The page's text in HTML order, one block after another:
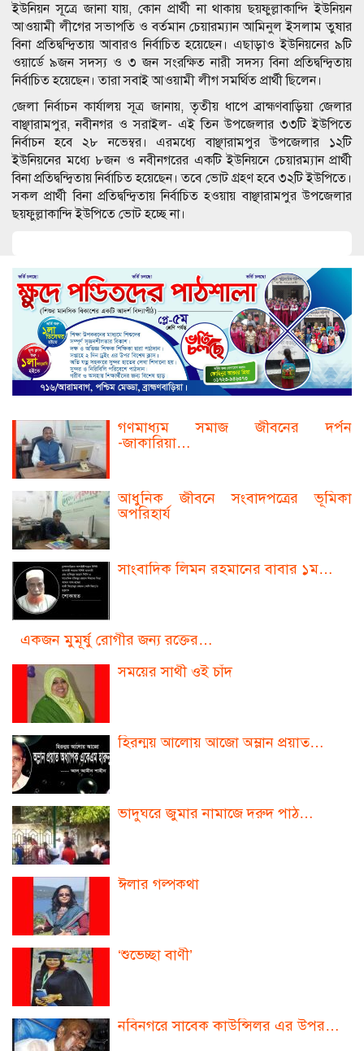
ইউনিয়ন সূত্রে জানা যায়, কোন প্রার্থী না থাকায় ছয়ফুল্লাকান্দি ইউনিয়ন
আওয়ামী লীগের সভাপতি ও বর্তমান চেয়ারম্যান আমিনুল ইসলাম তুষার
বিনা প্রতিদ্বন্দ্বিতায় আবারও নির্বাচিত হয়েছেন। এছাড়াও ইউনিয়নের ৯টি
ওয়ার্ডে ৯জন সদস্য ও ৩ জন সংরক্ষিত নারী সদস্য বিনা প্রতিদ্বন্দ্বিতায়
নির্বাচিত হয়েছেন। তারা সবাই আওয়ামী লীগ সমর্থিত প্রার্থী ছিলেন।
জেলা নির্বাচন কার্যালয় সূত্র জানায়, তৃতীয় ধাপে ব্রাহ্মণবাড়িয়া জেলার
বাঞ্ছারামপুর, নবীনগর ও সরাইল- এই তিন উপজেলার ৩৩টি ইউপিতে
নির্বাচন হবে ২৮ নভেম্বর। এরমধ্যে বাঞ্ছারামপুর উপজেলার ১২টি
ইউনিয়নের মধ্যে ৮জন ও নবীনগরের একটি ইউনিয়নে চেয়ারম্যান প্রার্থী
বিনা প্রতিদ্বন্দ্বিতায় নির্বাচিত হয়েছেন। তবে ভোট গ্রহণ হবে ৩২টি ইউপিতে।
সকল প্রার্থী বিনা প্রতিদ্বন্দ্বিতায় নির্বাচিত হওয়ায় বাঞ্ছারামপুর উপজেলার
ছয়ফুল্লাকান্দি ইউপিতে ভোট হচ্ছে না।
গণমাধ্যম সমাজ জীবনের দর্পন
-জাকারিয়া…
আধুনিক জীবনে সংবাদপত্রের ভূমিকা
অপরিহার্য
সাংবাদিক লিমন রহমানের বাবার ১ম…
একজন মুমূর্ষু রোগীর জন্য রক্তের…
সময়ের সাথী ওই চাঁদ
হিরন্ময় আলোয় আজো অম্লান প্রয়াত…
ভাদুঘরে জুমার নামাজে দরুদ পাঠ…
ঈলার গল্পকথা
‘শুভেচ্ছা বাণী’
নবিনগরে সাবেক কাউন্সিলর এর উপর…